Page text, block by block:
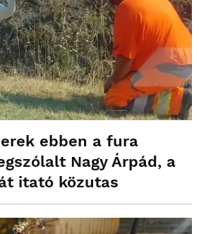
ebben a fura
Nagy Árpád, a
itató közutas